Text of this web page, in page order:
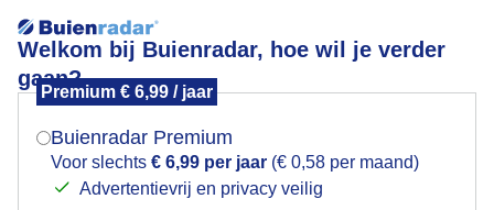
Welkom bij Buienradar, hoe wil je verder
gaan?
Premium € 6,99 / jaar
Buienradar Premium
Voor slechts € 6,99 per jaar (€ 0,58 per maand)
Advertentievrij en privacy veilig
Koekoeksbloem
Mogen we je locatie gebruiken voor het